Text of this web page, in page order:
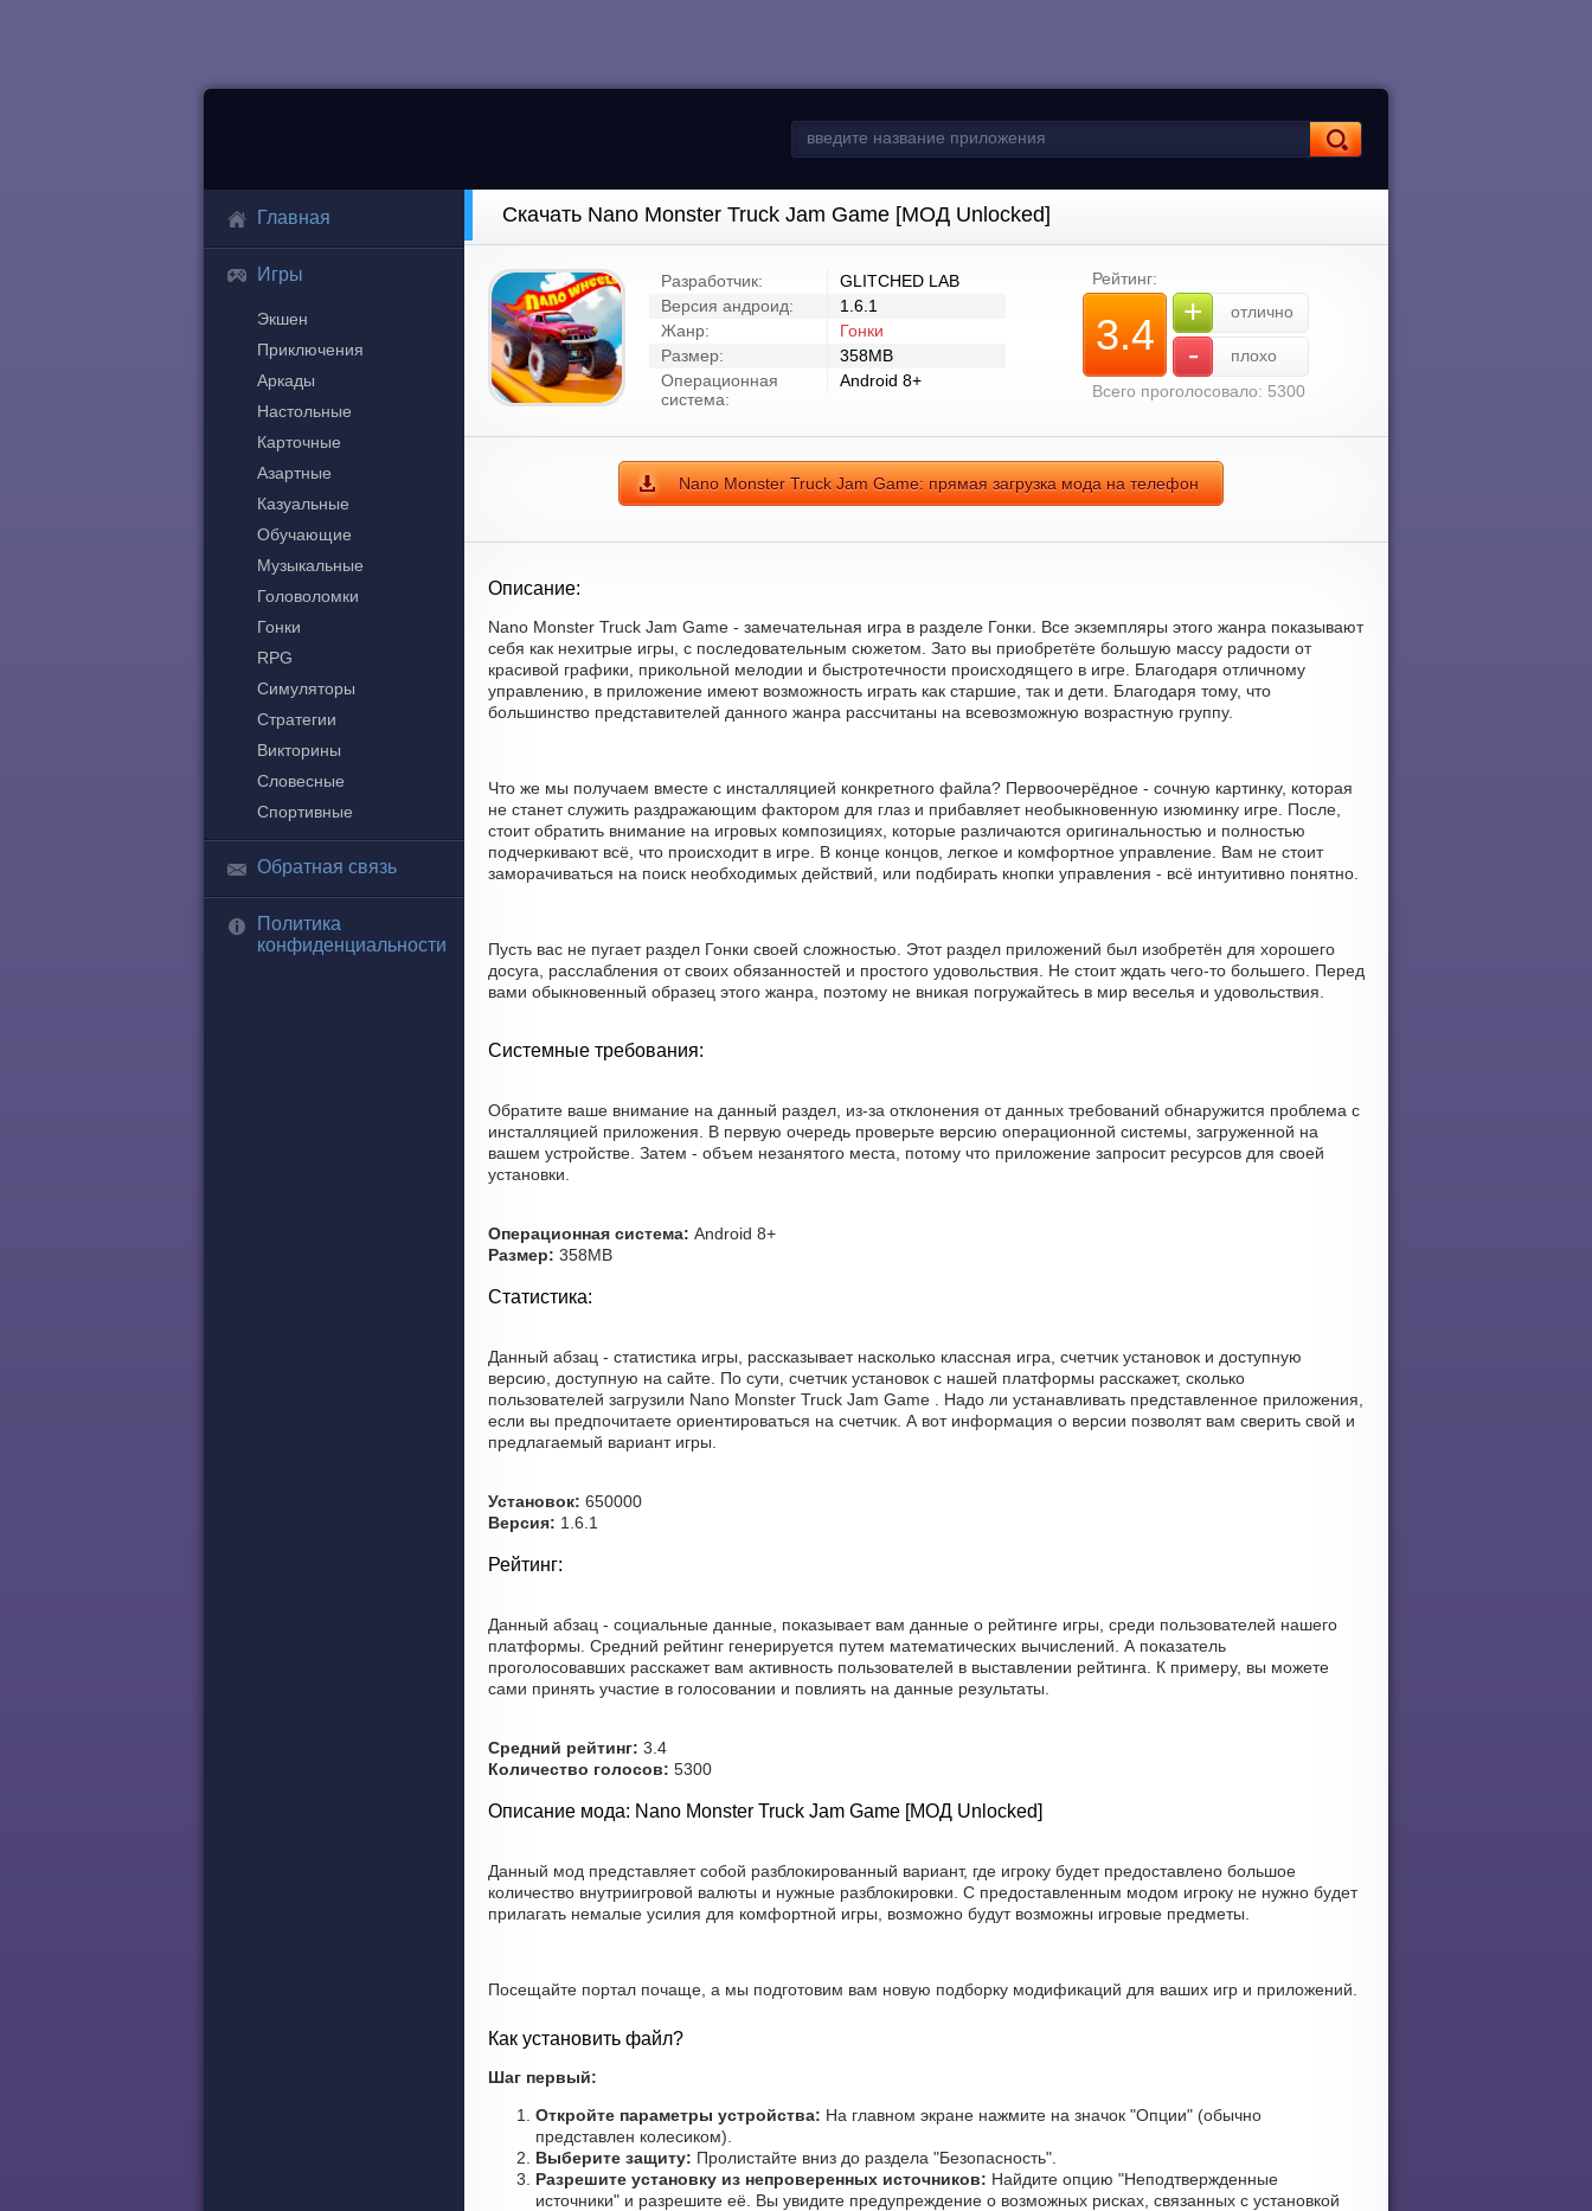
Главная
Игры
Экшен
Приключения
Аркады
Настольные
Карточные
Азартные
Казуальные
Обучающие
Музыкальные
Головоломки
Гонки
RPG
Симуляторы
Стратегии
Викторины
Словесные
Спортивные
Обратная связь
Политика
конфиденциальности
Скачать Nano Monster Truck Jam Game [МОД Unlocked]
Разработчик:
GLITCHED LAB
Версия андроид:
1.6.1
Жанр:
Гонки
Размер:
358MB
Операционная
система:
Android 8+
Рейтинг:
3.4 + отлично
-
плохо
Всего проголосовало: 5300
Nano Monster Truck Jam Game: прямая загрузка мода на телефон
Описание:
Nano Monster Truck Jam Game - замечательная игра в разделе Гонки. Все экземпляры этого жанра показывают
себя как нехитрые игры, с последовательным сюжетом. Зато вы приобретёте большую массу радости от
красивой графики, прикольной мелодии и быстротечности происходящего в игре. Благодаря отличному
управлению, в приложение имеют возможность играть как старшие, так и дети. Благодаря тому, что
большинство представителей данного жанра рассчитаны на всевозможную возрастную группу.
Что же мы получаем вместе с инсталляцией конкретного файла? Первоочерёдное - сочную картинку, которая
не станет служить раздражающим фактором для глаз и прибавляет необыкновенную изюминку игре. После,
стоит обратить внимание на игровых композициях, которые различаются оригинальностью и полностью
подчеркивают всё, что происходит в игре. В конце концов, легкое и комфортное управление. Вам не стоит
заморачиваться на поиск необходимых действий, или подбирать кнопки управления - всё интуитивно понятно.
Пусть вас не пугает раздел Гонки своей сложностью. Этот раздел приложений был изобретён для хорошего
досуга, расслабления от своих обязанностей и простого удовольствия. Не стоит ждать чего-то большего. Перед
вами обыкновенный образец этого жанра, поэтому не вникая погружайтесь в мир веселья и удовольствия.
Системные требования:
Обратите ваше внимание на данный раздел, из-за отклонения от данных требований обнаружится проблема с
инсталляцией приложения. В первую очередь проверьте версию операционной системы, загруженной на
вашем устройстве. Затем - объем незанятого места, потому что приложение запросит ресурсов для своей
установки.
Операционная система: Android 8+
Размер: 358MB
Статистика:
Данный абзац - статистика игры, рассказывает насколько классная игра, счетчик установок и доступную
версию, доступную на сайте. По сути, счетчик установок с нашей платформы расскажет, сколько
пользователей загрузили Nano Monster Truck Jam Game . Надо ли устанавливать представленное приложения,
если вы предпочитаете ориентироваться на счетчик. А вот информация о версии позволят вам сверить свой и
предлагаемый вариант игры.
Установок: 650000
Версия: 1.6.1
Рейтинг:
Данный абзац - социальные данные, показывает вам данные о рейтинге игры, среди пользователей нашего
платформы. Средний рейтинг генерируется путем математических вычислений. А показатель
проголосовавших расскажет вам активность пользователей в выставлении рейтинга. К примеру, вы можете
сами принять участие в голосовании и повлиять на данные результаты.
Средний рейтинг: 3.4
Количество голосов: 5300
Описание мода: Nano Monster Truck Jam Game [МОД Unlocked]
Данный мод представляет собой разблокированный вариант, где игроку будет предоставлено большое
количество внутриигровой валюты и нужные разблокировки. С предоставленным модом игроку не нужно будет
прилагать немалые усилия для комфортной игры, возможно будут возможны игровые предметы.
Посещайте портал почаще, а мы подготовим вам новую подборку модификаций для ваших игр и приложений.
Как установить файл?
Шаг первый:
Откройте параметры устройства: На главном экране нажмите на значок "Опции" (обычно
представлен колесиком).
Выберите защиту: Пролистайте вниз до раздела "Безопасность".
Разрешите установку из непроверенных источников: Найдите опцию "Неподтвержденные
источники" и разрешите её. Вы увидите предупреждение о возможных рисках, связанных с установкой